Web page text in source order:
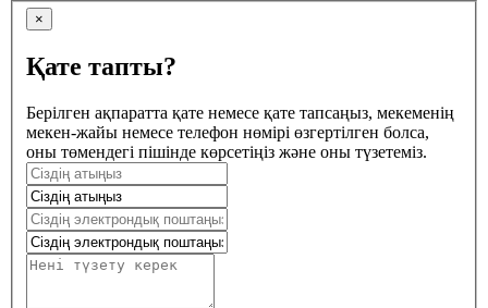
×
Қате тапты?
Берілген ақпаратта қате немесе қате тапсаңыз, мекеменің
мекен-жайы немесе телефон нөмірі өзгертілген болса,
оны төмендегі пішінде көрсетіңіз және оны түзетеміз.